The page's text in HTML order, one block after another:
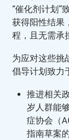
“催化剂计划”
获得阳性结果
程，且无需承
为应对这些挑
倡导计划致力
推进相关
岁人群能
症协会（
指南草案